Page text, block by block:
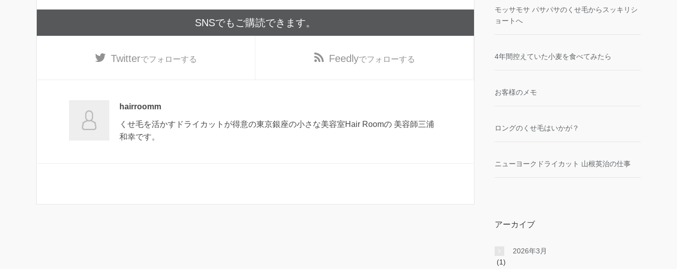
SNSでもご購読できます。
Twitterでフォローする Feedlyでフォローする
hairroomm
くせ毛を活かすドライカットが得意の東京銀座の小さな美容室Hair Roomの 美容師三浦
和幸です。
モッサモサ パサパサのくせ毛からスッキリシ
ョートへ
4年間控えていた小麦を食べてみたら
お客様のメモ
ロングのくせ毛はいかが？
ニューヨークドライカット 山根英治の仕事
アーカイブ
2026年3月
(1)